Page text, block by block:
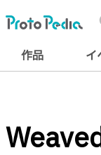
作品 イ